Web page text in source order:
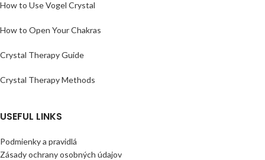
How to Use Vogel Crystal
How to Open Your Chakras
Crystal Therapy Guide
Crystal Therapy Methods
USEFUL LINKS
Podmienky a pravidlá
Zásady ochrany osobných údajov